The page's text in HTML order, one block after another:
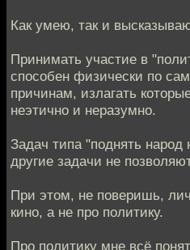
Как умею, так и
Принимать участие в
способен физически по
причинам, излагать
неэтично и неразумно.
Задач типа "поднять
другие задачи не
При этом, не поверишь,
кино, а не про политику.
Про политику мне всё